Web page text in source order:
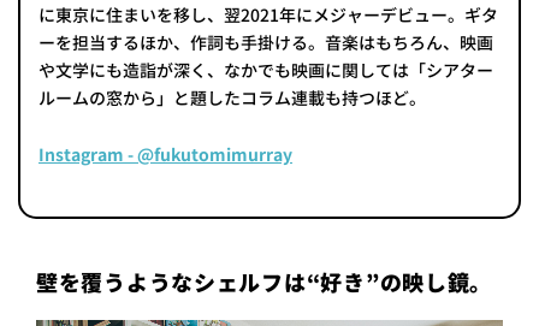
に東京に住まいを移し、翌2021年にメジャーデビュー。ギタ
ーを担当するほか、作詞も手掛ける。音楽はもちろん、映画
や文学にも造詣が深く、なかでも映画に関しては「シアター
ルームの窓から」と題したコラム連載も持つほど。
Instagram - @fukutomimurray
壁を覆うようなシェルフは“好き”の映し鏡。